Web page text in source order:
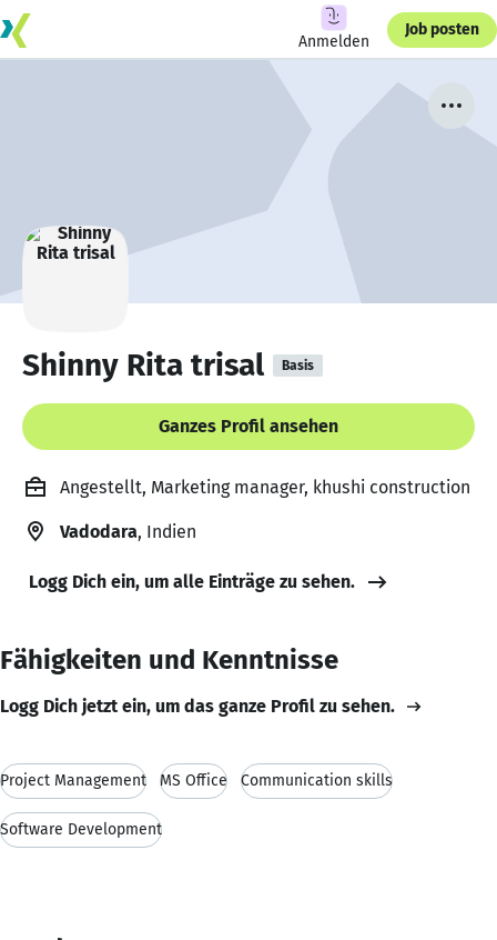
Anmelden
Job posten
Shinny Rita trisal Basis
Ganzes Profil ansehen
Angestellt, Marketing manager, khushi construction
Vadodara, Indien
Logg Dich ein, um alle Einträge zu sehen.
Fähigkeiten und Kenntnisse
Logg Dich jetzt ein, um das ganze Profil zu sehen.
Project Management MS Office Communication skills
Software Development